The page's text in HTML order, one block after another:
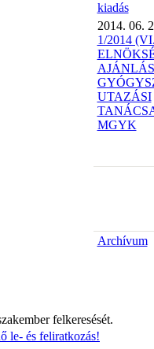
kiadás
2014. 06.
1/2014
AJÁNLÁS
UTAZÁSI
MGYK
Archívum
felkeresését.
le- és feliratkozás!